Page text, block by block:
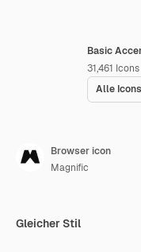
Basic
31,461 Icons
Alle
Browser icon
Magnific
Gleicher Stil